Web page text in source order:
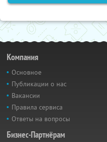
Компания
Основное
Публикации о нас
Вакансии
Правила сервиса
Ответы на вопросы
Бизнес-Партнёрам